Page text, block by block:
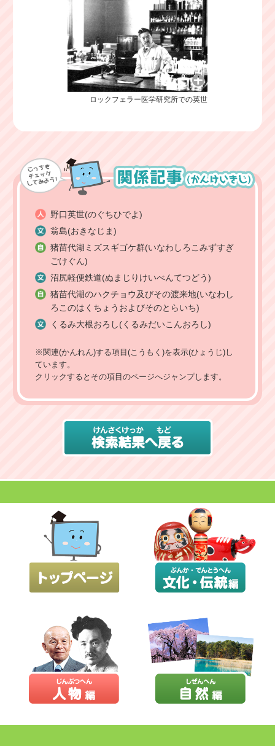
ロックフェラー医学研究所での英世
野口英世(のぐちひでよ)
翁島(おきなじま)
猪苗代湖ミズスギゴケ群(いなわしろこみずすぎ
ごけぐん)
沼尻軽便鉄道(ぬまじりけいべんてつどう)
猪苗代湖のハクチョウ及びその渡来地(いなわし
ろこのはくちょうおよびそのとらいち)
くるみ大根おろし(くるみだいこんおろし)
※関連(かんれん)する項目(こうもく)を表示(ひょうじ)し
ています。
クリックするとその項目のページへジャンプします。